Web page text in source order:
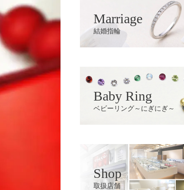
Marriage
結婚指輪
Baby Ring
ベビーリング～にぎにぎ～
Shop
取扱店舗